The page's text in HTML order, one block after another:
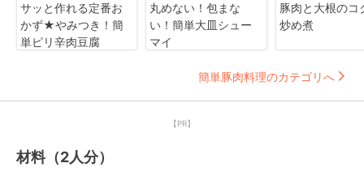
サッと作れる定番お
かず★やみつき！簡
単ピリ辛肉豆腐
丸めない！包まな
い！簡単大皿シュー
マイ
豚肉と大根のコ
炒め煮
簡単豚肉料理のカテゴリへ
【PR】
材料（2人分）